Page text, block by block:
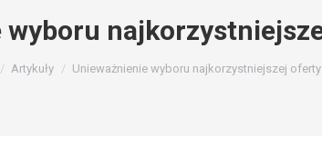
wyboru
Artykuły Unieważnienie wyboru najkorzystniejszej oferty